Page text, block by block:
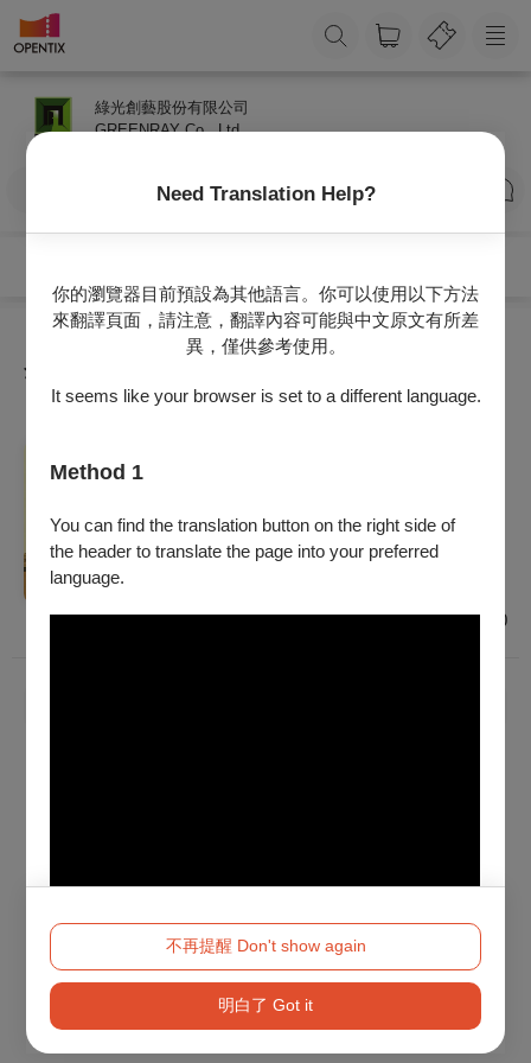
Need Translation Help?
你的瀏覽器目前預設為其他語言。你可以使用以下方法
來翻譯頁面，請注意，翻譯內容可能與中文原文有所差
異，僅供參考使用。
It seems like your browser is set to a different language.
Method 1
You can find the translation button on the right side of
the header to translate the page into your preferred
language.
Method 2
不再提醒 Don't show again
明白了 Got it
綠光創藝股份有限公司
GREENRAY Co., Ltd.
訂閱
全部節目
2026/10/9 (五) - 2026/12/6 (日)
$800 - $5,000